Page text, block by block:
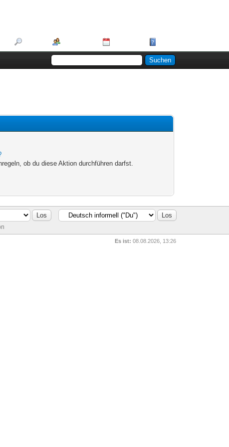
ob du diese Aktion durchführen darfst.
Es ist: 08.08.2026, 13:26